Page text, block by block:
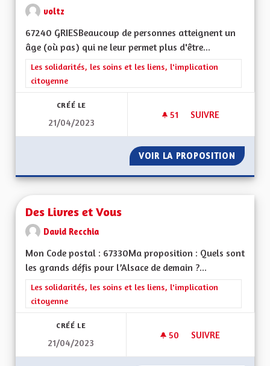
voltz
67240 GRIESBeaucoup de personnes atteignent un
âge (où pas) qui ne leur permet plus d'être...
Filtrer les résultats de la catégorie : Les solidarités, les soins
Les solidarités, les soins et les liens, l'implication
citoyenne
CRÉÉ LE
21/04/2023
51 51 ABONNÉS
SUIVRE
VOIR LA PROPOSITION PRISE
Des Livres et Vous
David Recchia
Mon Code postal : 67330Ma proposition : Quels sont
les grands défis pour l’Alsace de demain ?...
Filtrer les résultats de la catégorie : Les solidarités, les soins
Les solidarités, les soins et les liens, l'implication
citoyenne
CRÉÉ LE
21/04/2023
50 50 ABONNÉS
SUIVRE